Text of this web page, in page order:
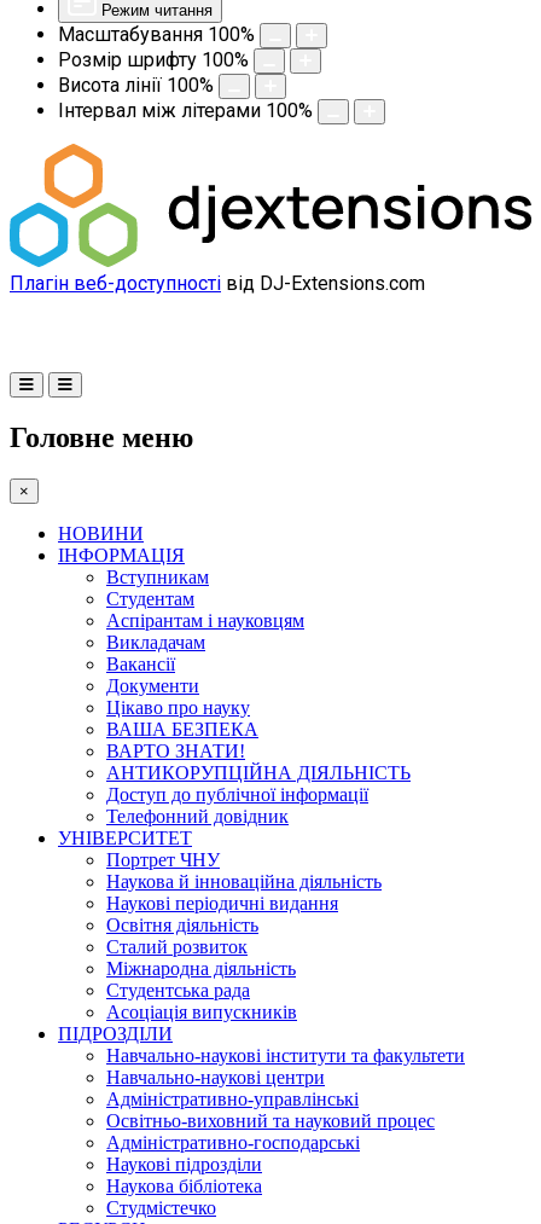
Режим читання
Масштабування 100%
Розмір шрифту 100%
Висота лінії 100%
Інтервал між літерами 100%
Плагін веб-доступності від DJ-Extensions.com
Головне меню
×
НОВИНИ
ІНФОРМАЦІЯ
Вступникам
Студентам
Аспірантам і науковцям
Викладачам
Вакансії
Документи
Цікаво про науку
ВАША БЕЗПЕКА
ВАРТО ЗНАТИ!
АНТИКОРУПЦІЙНА ДІЯЛЬНІСТЬ
Доступ до публічної інформації
Телефонний довідник
УНІВЕРСИТЕТ
Портрет ЧНУ
Наукова й інноваційна діяльність
Наукові періодичні видання
Освітня діяльність
Сталий розвиток
Міжнародна діяльність
Студентська рада
Асоціація випускників
ПІДРОЗДІЛИ
Навчально-наукові інститути та факультети
Навчально-наукові центри
Адміністративно-управлінські
Освітньо-виховний та науковий процес
Адміністративно-господарські
Наукові підрозділи
Наукова бібліотека
Студмістечко